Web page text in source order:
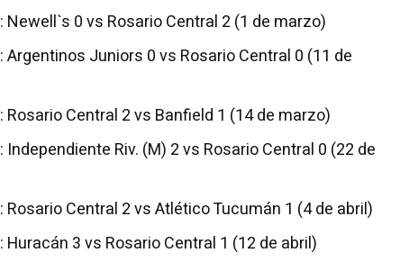
: Newell`s 0 vs Rosario Central 2 (1 de marzo)
: Argentinos Juniors 0 vs Rosario Central 0 (11 de
: Rosario Central 2 vs Banfield 1 (14 de marzo)
: Independiente Riv. (M) 2 vs Rosario Central 0 (22 de
: Rosario Central 2 vs Atlético Tucumán 1 (4 de abril)
: Huracán 3 vs Rosario Central 1 (12 de abril)